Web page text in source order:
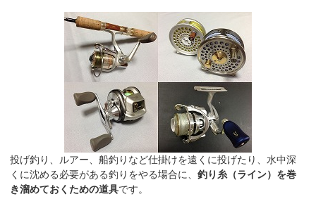
投げ釣り、ルアー、船釣りなど仕掛けを遠くに投げたり、水中深
くに沈める必要がある釣りをやる場合に、釣り糸（ライン）を巻
き溜めておくための道具です。